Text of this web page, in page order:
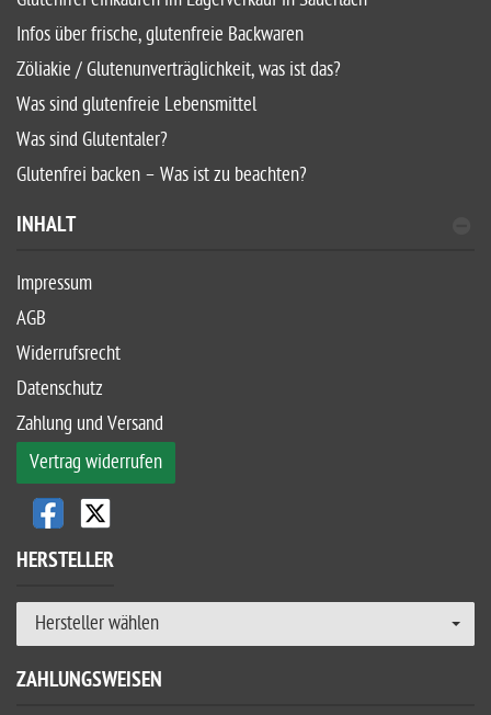
Infos über frische, glutenfreie Backwaren
Zöliakie / Glutenunverträglichkeit, was ist das?
Was sind glutenfreie Lebensmittel
Was sind Glutentaler?
Glutenfrei backen – Was ist zu beachten?
INHALT
Impressum
AGB
Widerrufsrecht
Datenschutz
Zahlung und Versand
Vertrag widerrufen
HERSTELLER
Hersteller wählen
ZAHLUNGSWEISEN